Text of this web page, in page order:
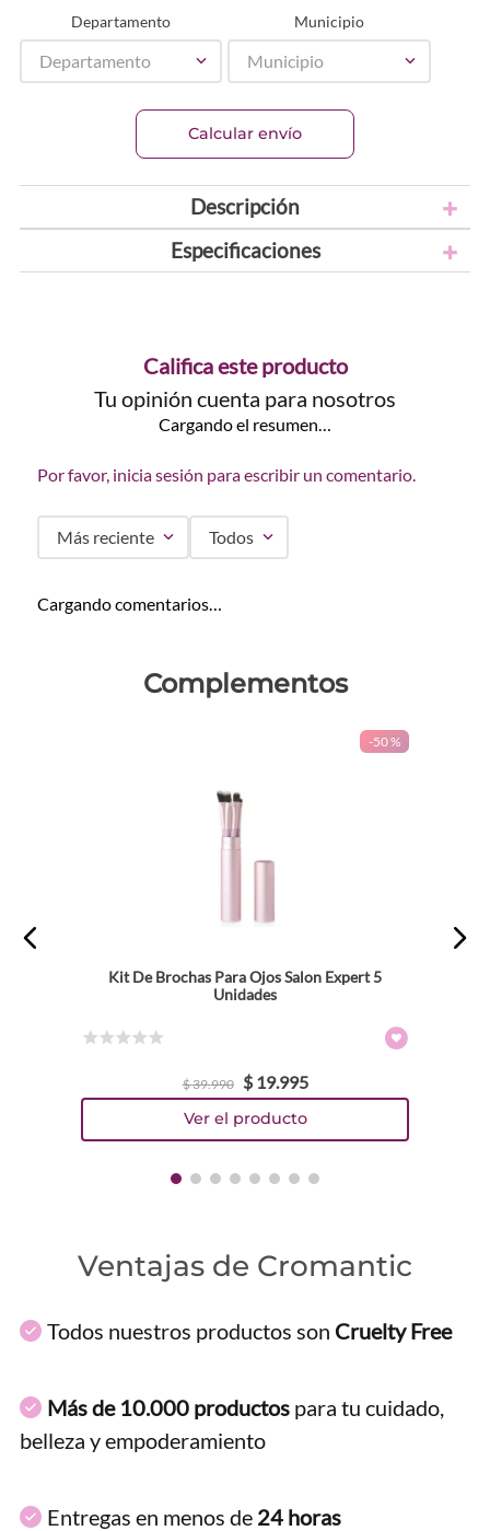
Departamento
Departamento
Municipio
Municipio
Calcular envío
Descripción
Especificaciones
Califica este producto
Tu opinión cuenta para nosotros
Cargando el resumen…
Por favor, inicia sesión para escribir un comentario.
Más reciente Todos
Cargando comentarios…
Complementos
-50 %
Kit De Brochas Para Ojos Salon Expert 5
Unidades
$39.990 $ 19.995
Ventajas de Cromantic
Todos nuestros productos son Cruelty Free
Más de 10.000 productos para tu cuidado,
belleza y empoderamiento
Entregas en menos de 24 horas